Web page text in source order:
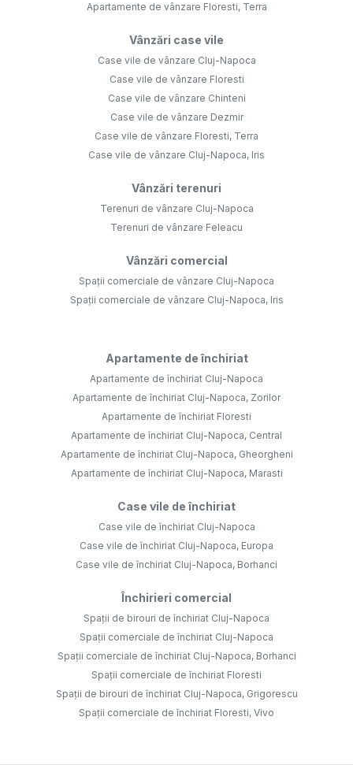
Apartamente de vânzare Floresti, Terra
Vânzări case vile
Case vile de vânzare Cluj-Napoca
Case vile de vânzare Floresti
Case vile de vânzare Chinteni
Case vile de vânzare Dezmir
Case vile de vânzare Floresti, Terra
Case vile de vânzare Cluj-Napoca, Iris
Vânzări terenuri
Terenuri de vânzare Cluj-Napoca
Terenuri de vânzare Feleacu
Vânzări comercial
Spații comerciale de vânzare Cluj-Napoca
Spații comerciale de vânzare Cluj-Napoca, Iris
Apartamente de închiriat
Apartamente de închiriat Cluj-Napoca
Apartamente de închiriat Cluj-Napoca, Zorilor
Apartamente de închiriat Floresti
Apartamente de închiriat Cluj-Napoca, Central
Apartamente de închiriat Cluj-Napoca, Gheorgheni
Apartamente de închiriat Cluj-Napoca, Marasti
Case vile de închiriat
Case vile de închiriat Cluj-Napoca
Case vile de închiriat Cluj-Napoca, Europa
Case vile de închiriat Cluj-Napoca, Borhanci
Închirieri comercial
Spații de birouri de închiriat Cluj-Napoca
Spații comerciale de închiriat Cluj-Napoca
Spații comerciale de închiriat Cluj-Napoca, Borhanci
Spații comerciale de închiriat Floresti
Spații de birouri de închiriat Cluj-Napoca, Grigorescu
Spații comerciale de închiriat Floresti, Vivo